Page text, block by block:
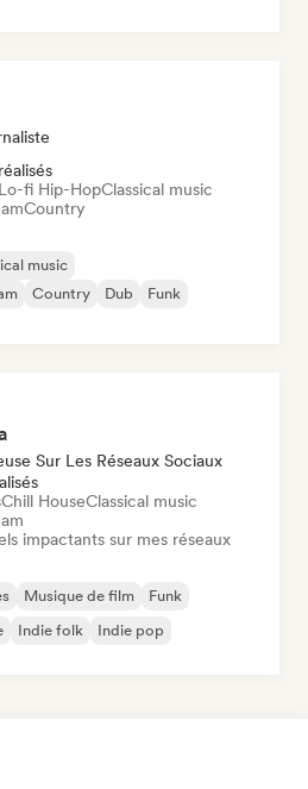
fi Hip-HopClassical music
Country
music
Country Dub
Funk
Sur Les Réseaux Sociaux
Chill HouseClassical music
impactants sur mes réseaux
Musique de film
Funk
Indie folk Indie pop